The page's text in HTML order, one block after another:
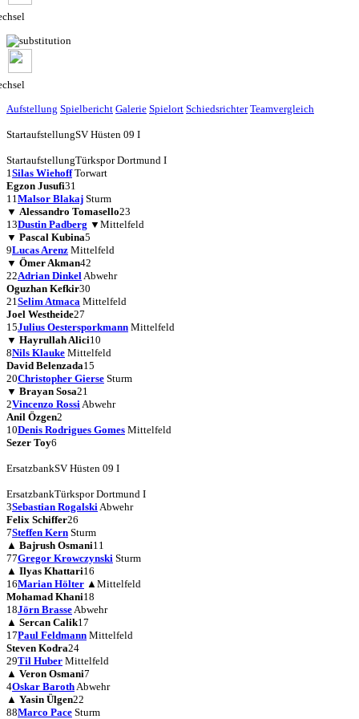
Aufstellung Spielbericht Galerie Spielort Schiedsrichter Teamvergleich
StartaufstellungSV Hüsten 09 I
StartaufstellungTürkspor Dortmund I
1Silas Wiehoff Torwart
Egzon Jusufi31
11Malsor Blakaj Sturm
▼ Alessandro Tomasello23
13Dustin Padberg ▼ Mittelfeld
▼ Pascal Kubina5
9Lucas Arenz Mittelfeld
▼ Ömer Akman42
22Adrian DinkelAbwehr
Oguzhan Kefkir30
21Selim Atmaca Mittelfeld
Joel Westheide27
15Julius Oestersporkmann Mittelfeld
▼ Hayrullah Alici10
8Nils Klauke Mittelfeld
David Belenzada15
20Christopher Gierse Sturm
▼ Brayan Sosa21
2Vincenzo RossiAbwehr
Anil Özgen2
10Denis Rodrigues Gomes Mittelfeld
Sezer Toy6
ErsatzbankSV Hüsten 09 I
ErsatzbankTürkspor Dortmund I
3Sebastian RogalskiAbwehr
Felix Schiffer26
7Steffen Kern Sturm
▲ Bajrush Osmani11
77Gregor Krowczynski Sturm
▲ Ilyas Khattari16
16Marian Hölter ▲ Mittelfeld
Mohamad Khani18
18Jörn BrasseAbwehr
▲ Sercan Calik17
17Paul Feldmann Mittelfeld
Steven Kodra24
29Til Huber Mittelfeld
▲ Veron Osmani7
4Oskar BarothAbwehr
▲ Yasin Ülgen22
88Marco Pace Sturm